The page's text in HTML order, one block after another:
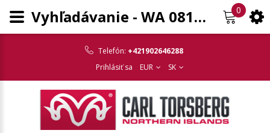
Telefón: +421902646288
Prihlásiť sa
EUR SK
0
Vyhľadávanie - WA 0812 2782 5310 Biaya Custom Kursi Cafe Tinggi Bekas Terpercaya Serengan Solo